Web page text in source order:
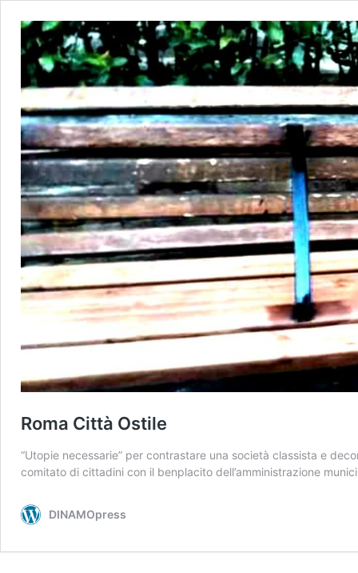
Roma Città Ostile
“Utopie necessarie” per contrastare una società classista e
comitato di cittadini con il benplacito dell’amministrazione
DINAMOpress